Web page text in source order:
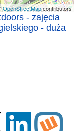
OpenStreetMapcontributors
- zajęcia
- duża